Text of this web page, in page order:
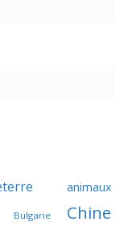
animaux
Bulgarie Chine